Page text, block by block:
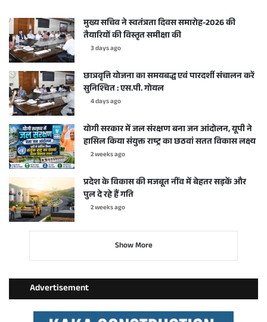
मुख्य सचिव ने स्वतंत्रता दिवस समारोह-2026 की
तैयारियों की विस्तृत समीक्षा की
3 days ago
छात्रवृत्ति योजना का समयबद्ध एवं पारदर्शी संचालन करें
सुनिश्चित : एस.पी. गोयल
4 days ago
योगी सरकार में जल संरक्षण बना जन आंदोलन, यूपी ने
हासिल किया संयुक्त राष्ट्र का छठवां सतत विकास लक्ष्य
2 weeks ago
प्रदेश के विकास की मजबूत नींव में बेहतर सड़कें और
पुल दे रहे हैं गति
2 weeks ago
Show More
Advertisement